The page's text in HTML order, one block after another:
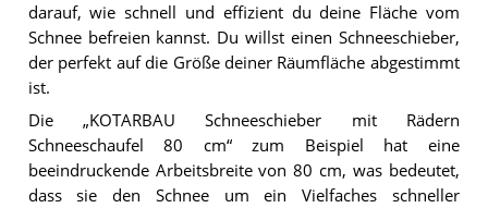
darauf, wie schnell und effizient du deine Fläche vom
Schnee befreien kannst. Du willst einen Schneeschieber,
der perfekt auf die Größe deiner Räumfläche abgestimmt
ist.
Die „KOTARBAU Schneeschieber mit Rädern
Schneeschaufel 80 cm“ zum Beispiel hat eine
beeindruckende Arbeitsbreite von 80 cm, was bedeutet,
dass sie den Schnee um ein Vielfaches schneller